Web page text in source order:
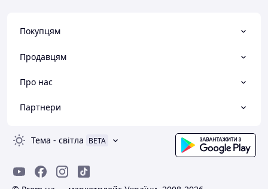
Покупцям
Продавцям
Про нас
Партнери
Тема - світла BETA